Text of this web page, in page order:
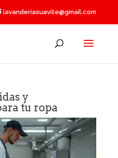
lavanderiasuavite@gmail.com
y
tu ropa